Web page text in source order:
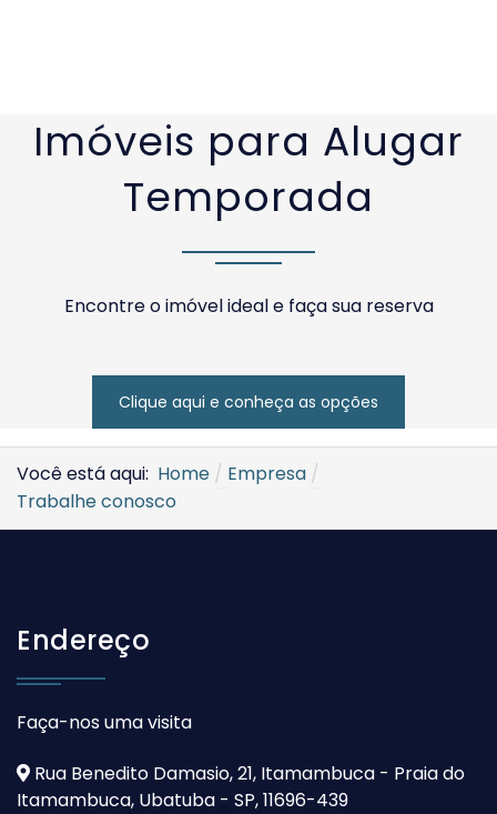
Imóveis para Alugar
Temporada
Encontre o imóvel ideal e faça sua reserva
Clique aqui e conheça as opções
Você está aqui: Home
Empresa
Trabalhe conosco
Endereço
Faça-nos uma visita
Rua Benedito Damasio, 21, Itamambuca - Praia do
Itamambuca, Ubatuba - SP, 11696-439